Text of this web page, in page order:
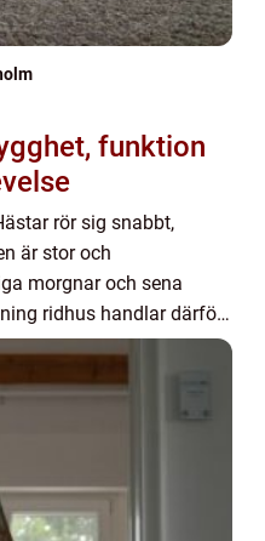
rör sig snabbt,
är stor och
morgnar och sena
ridhus handlar därför
säkerhet, arbetsmiljö